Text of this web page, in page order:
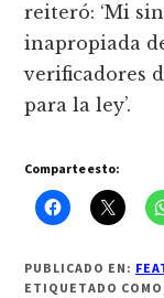
reiteró: ‘Mi
inapropiada
verificadores
para la ley’.
Comparte esto:
PUBLICADO EN:
ETIQUETADO